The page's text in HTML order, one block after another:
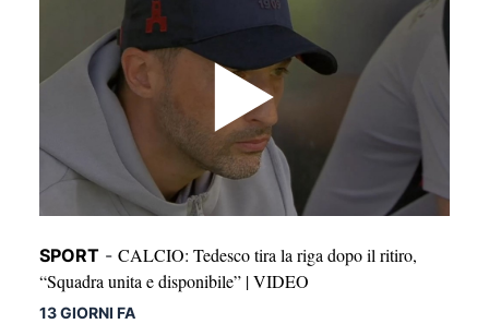
SPORT - CALCIO: Tedesco tira la riga dopo il ritiro,
“Squadra unita e disponibile” | VIDEO
13 GIORNI FA